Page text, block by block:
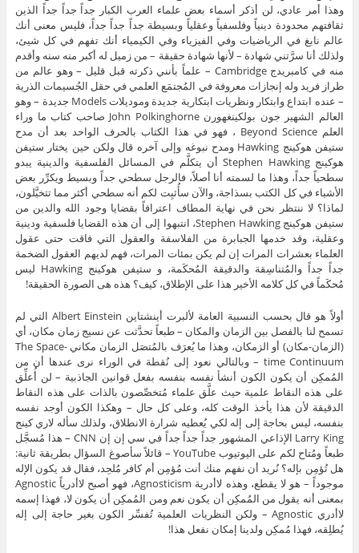
وهذا أمر عادي، لن أذكر أسماء بعض علماء العرب الكبار جداً جداً جداً الذين
ثقافتهم محدودة دينياً وفلسفياً وعقلياً وبسيطة جداً جداً جداً، فليس معنى أنك
عالم نابغ في الرياضيات وفي الفيزياء وفي الكيمياء أنك تفهم في كل شيئ،
ولذلك أنا سرَّتني شهادة – لأنها شهادة حقيقة – من زميل له أكبر منه سنه وأقدم
منه في كامبريدج Cambridge – علماً بأنني ذكرته قبل قليل – وهو عالم من
طراز فريد وله إنجازات معروفة في المُجتمَع العلمي في حقل الجُسيمات الذرية
– عنده ابتداع وابتكار ونظريات ابتكارية جديدة وموديلات Models جديدة – وهو
العالم الشهير جون بولكينغهورن John Polkinghorne صاحب كتاب ما وراء
العلم Beyond Science ، فهو في هذا الكتاب بالحرف الواحد بعد أن مدح
ستيفن هوكينج Hawking ومدح نبوغه وإلى آخره قال ولكن حين يختار ستيفن
هوكينج Stephen Hawking أن يتكلَّم في المسائل الفلسفية والدينية يبدو
سطحياً جداً، وهذا ما لسمته أنا أصلاً، فالرجل سطحي جداً وبسيط ويكرِّر بعض
الأشياء في كل الكتب بسذاجة، والآن سأُثبِت لكم أنه سطحي أكثر مما تتخيَّلون،
لماذا؟ لا ننتظر نحن في نهاية المطاف اعترافاً بقضايا وجود الله والدين من
ستيفن هوكينج Stephen Hawking، انتبهوا إلى أن هذه القضايا فلسفية ودينية
وعقلية، وقد خدمها الجبابرة من الفلاسفة والعقول التي فاقت حتى عقول
العلماء بعشرات المرات إن لم يكن بمئات المرات، فهم لديهم العقول الضخمة
جداً جداً والمُتناسِقة والدقيقة المُحكَمة، و ستيفن هوكينج Hawking ليس
مُحكَماً في كل كلامه الأخير هذا على الإطلاق، كيف؟ هذه هى الصورة الحقيقة!
أولاً هو قال بحسب النسبية العامة لألبرت أينشتاين Albert Einstein التي لم
تسمح لنا بالفصل بين الزمان والمكان – طبعاً تحدَّثت عن نسيج زمان مكان، أي
(الزمان-مكان) أو الزمكان، وهذا ما يُعرَف بالمُتصَل الزمان مكاني The Space-
time Continuum – وبالتالي نعود إلى نُقطة في الوراء نرى عندها أن من
المُمكِن أن يكون الكون أنشأ نفسه بنفسه بفعل قوانين الجاذبية – لن أُعلِّق
على هذه النقاط علمية حيث علَّق علماء مُتخصِّصون بالذات على هذه النقاط
الدقيقة لأن هذا يأخذ الوقت كله، وعلى كل حال – وهكذا الكون أوجد نفسه
بنفسه، ليس بحاجة إلى إله لكي يُعطيه شرارة الانطلاق، ولذلك سأله لاري كينج
Larry King الإذاعي المشهور جداً جداً جداً في سي إن إن CNN – هذا مُسجَّل
طبعاً ومُتاح لكم على اليوتيوب YouTube – قائلاً سأصوغ السؤال بطريقة ثانية:
هل تُؤمِن بإله؟ نُريد أن نفهم منك أنت مُؤمِن أم كافر مُلحِد، فقال قد يكون الإله
موجوداً – هو لا يقطع، وهذه لاأدرية Agnosticism، فهو أصبح لاأدرياً Agnostic
بمعنى أنه يقول من المُمكِن أن يكون نعم ومن المُمكِن أن يكون لا، فهذا إسمه
لاأدري Agnostic – ولكن النظريات العلمية تُفسِّر الكون بغير حاجة إلى إله
يُطلِقه، فهذا مُمكِن ولدينا إمكان نفعل هذا!